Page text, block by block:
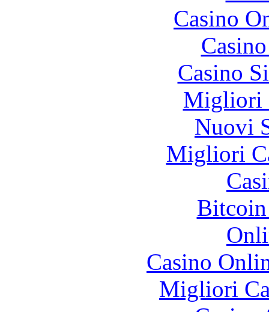
Casino
Casino
Migliori
Nuovi
Migliori
Casino
Migliori